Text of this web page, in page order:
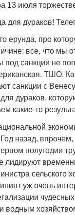
13 июля
для дураков!
ерунда, про
все, что
санкции не
ТШО,
санкции с
дураков,
какие-то
назад,
полугодии
лидируют
сельского
уж очень